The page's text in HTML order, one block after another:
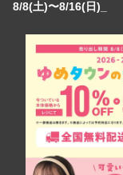
8/8(土)〜8/16(日)_